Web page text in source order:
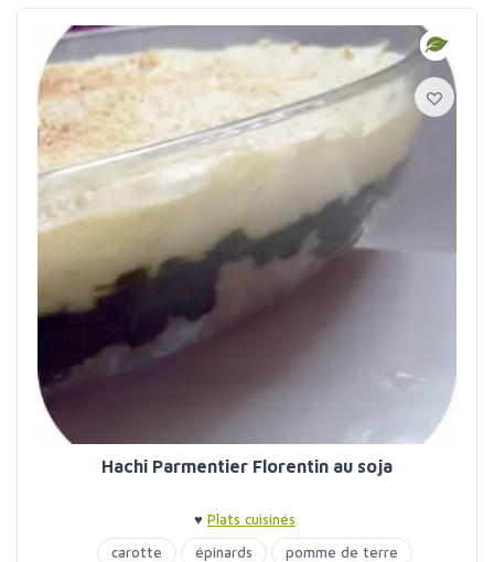
Hachi Parmentier Florentin au soja
♥ Plats cuisinés
carotte
épinards pomme de terre